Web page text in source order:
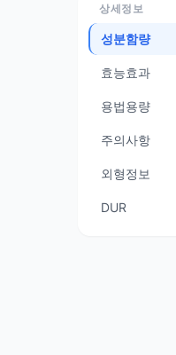
상세정보
성분함량
효능효과
용법용량
주의사항
외형정보
DUR